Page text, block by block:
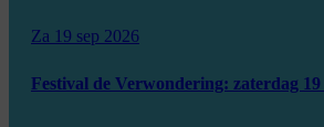
Za 19 sep 2026
Festival de Verwondering: zaterdag 19